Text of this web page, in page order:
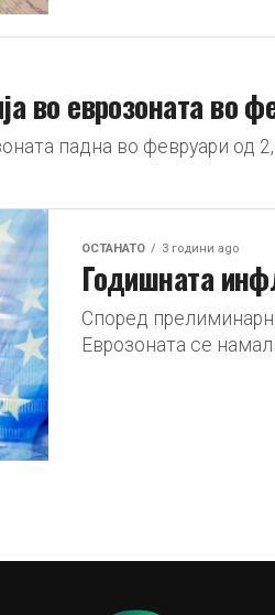
во еврозоната во
падна во февруари од
ОСТАНАТО 3 години ago
Годишната
Според
Еврозоната се